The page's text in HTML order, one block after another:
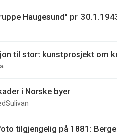
Haugesund" pr.
til stort kunstprosjekt om
i Norske byer
tilgjengelig på 1881: